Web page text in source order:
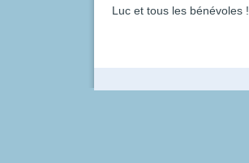
Luc et tous les bénévoles !